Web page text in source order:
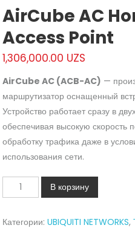
AirCube AC
Access Point
1,306,000.00 UZS
AirCube AC (ACB-AC) —
маршрутизатор оснащенный
Устройство работает сразу в
обеспечивая высокую скорость
обработку трафика даже в
использования сети.
Количество
airCube
В корзину
Категории:UBIQUITI NETWORKS,